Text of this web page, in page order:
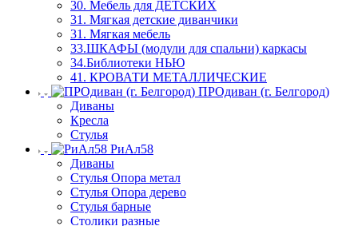
30. Мебель для ДЕТСКИХ
31. Мягкая детские диванчики
31. Мягкая мебель
33.ШКАФЫ (модули для спальни) каркасы
34.Библиотеки НЬЮ
41. КРОВАТИ МЕТАЛЛИЧЕСКИЕ
ПРОдиван (г. Белгород)
Диваны
Кресла
Стулья
РиАл58
Диваны
Стулья Опора метал
Стулья Опора дерево
Стулья барные
Столики разные